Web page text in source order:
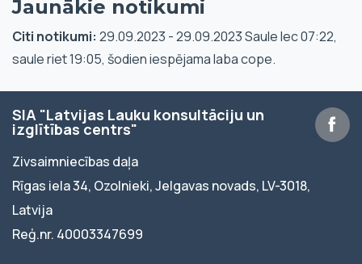
Jaunākie notikumi
Citi notikumi: 29.09.2023 - 29.09.2023 Saule lec 07:22,
saule riet 19:05, šodien iespējama laba cope.
SIA "Latvijas Lauku konsultāciju un
izglītības centrs"
Zivsaimniecības daļa
Rīgas iela 34, Ozolnieki, Jelgavas novads, LV-3018,
Latvija
Reģ.nr. 40003347699